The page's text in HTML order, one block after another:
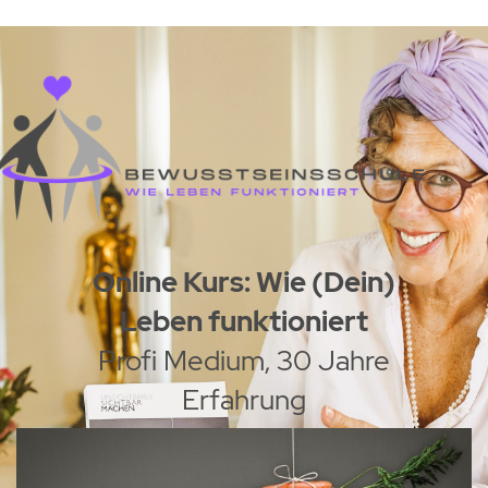
Online Kurs: Wie (Dein)
Leben funktioniert
Profi Medium, 30 Jahre
Erfahrung